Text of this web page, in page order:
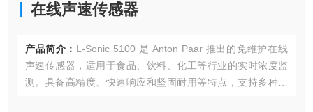
在线声速传感器
产品简介： L-Sonic 5100 是 Anton Paar 推出的免维护在线
声速传感器，适用于食品、饮料、化工等行业的实时浓度监
测。具备高精度、快速响应和坚固耐用等特点，支持多种通